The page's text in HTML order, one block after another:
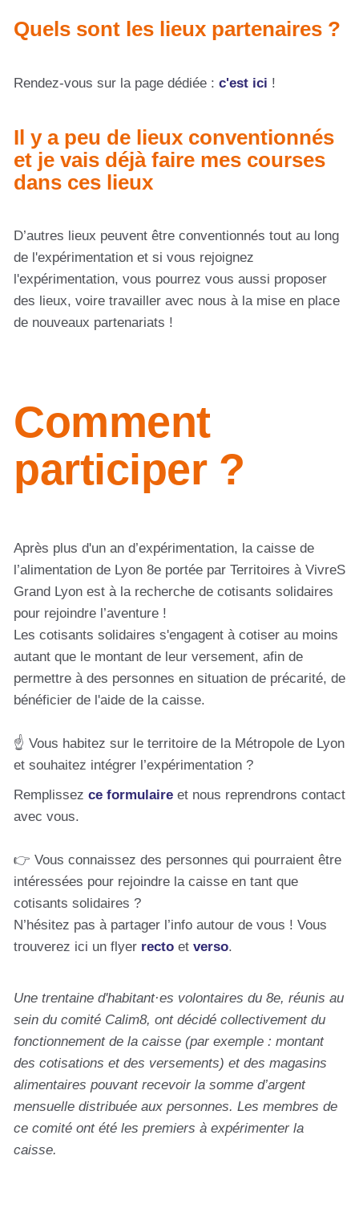
Quels sont les lieux partenaires ?
Rendez-vous sur la page dédiée : c'est ici !
Il y a peu de lieux conventionnés
et je vais déjà faire mes courses
dans ces lieux
D’autres lieux peuvent être conventionnés tout au long
de l'expérimentation et si vous rejoignez
l'expérimentation, vous pourrez vous aussi proposer
des lieux, voire travailler avec nous à la mise en place
de nouveaux partenariats !
Comment
participer ?
Après plus d'un an d’expérimentation, la caisse de
l’alimentation de Lyon 8e portée par Territoires à VivreS
Grand Lyon est à la recherche de cotisants solidaires
pour rejoindre l’aventure !
Les cotisants solidaires s'engagent à cotiser au moins
autant que le montant de leur versement, afin de
permettre à des personnes en situation de précarité, de
bénéficier de l'aide de la caisse.
☝️ Vous habitez sur le territoire de la Métropole de Lyon
et souhaitez intégrer l’expérimentation ?
Remplissez ce formulaire et nous reprendrons contact
avec vous.
👉 Vous connaissez des personnes qui pourraient être
intéressées pour rejoindre la caisse en tant que
cotisants solidaires ?
N’hésitez pas à partager l’info autour de vous ! Vous
trouverez ici un flyer recto et verso.
Une trentaine d'habitant·es volontaires du 8e, réunis au
sein du comité Calim8, ont décidé collectivement du
fonctionnement de la caisse (par exemple : montant
des cotisations et des versements) et des magasins
alimentaires pouvant recevoir la somme d’argent
mensuelle distribuée aux personnes. Les membres de
ce comité ont été les premiers à expérimenter la
caisse.